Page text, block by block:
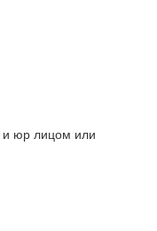
и юр лицом или